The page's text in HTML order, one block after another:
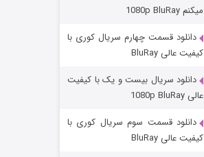
عملیات آپارتمان
میکنم 1080p BluRay
دانلود قسمت چهارم سریال کوری با
کیفیت عالی BluRay
دانلود سریال بیست و یک با کیفیت
عالی 1080p BluRay
دانلود قسمت سوم سریال کوری با
کیفیت عالی BluRay